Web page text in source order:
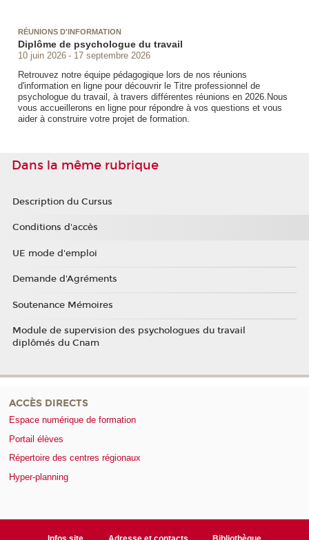
RÉUNIONS D'INFORMATION
Diplôme de psychologue du travail
10 juin 2026
17 septembre 2026
Retrouvez notre équipe pédagogique lors de nos réunions
d'information en ligne pour découvrir le Titre professionnel de
psychologue du travail, à travers différentes réunions en 2026.Nous
vous accueillerons en ligne pour répondre à vos questions et vous
aider à construire votre projet de formation.
Dans la même rubrique
Description du Cursus
Conditions d'accès
UE mode d'emploi
Demande d'Agréments
Soutenance Mémoires
Module de supervision des psychologues du travail
diplômés du Cnam
ACCÈS DIRECTS
Espace numérique de formation
Portail élèves
Répertoire des centres régionaux
Hyper-planning